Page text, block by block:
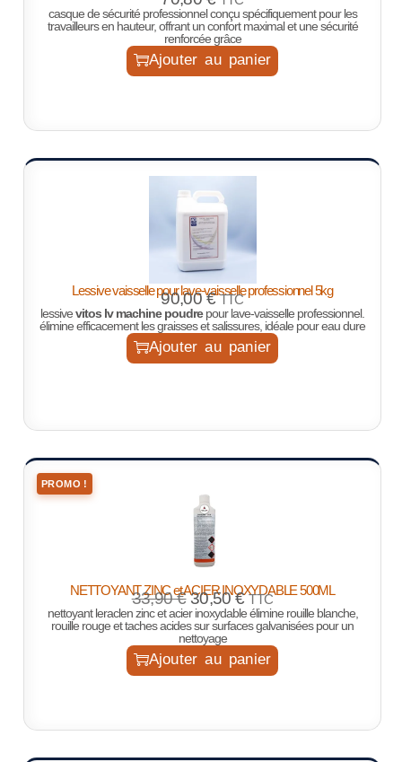
casque de sécurité professionnel conçu spécifiquement pour les
travailleurs en hauteur, offrant un confort maximal et une sécurité
renforcée grâce
Ajouter au panier
Lessive vaisselle pour lave-vaisselle professionnel 5kg
90,00€ TTC
lessivevitos lv machine poudrepour lave-vaisselle professionnel.
élimine efficacement les graisses et salissures, idéale pour eau dure
Ajouter au panier
PROMO !
NETTOYANT ZINC et ACIER INOXYDABLE 500ML
33,90€ 30,50€ TTC
nettoyant leraclen zinc et acier inoxydable élimine rouille blanche,
rouille rouge et taches acides sur surfaces galvanisées pour un
nettoyage
Ajouter au panier